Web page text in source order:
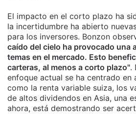
El impacto en el corto plazo ha
la incertidumbre ha abierto
para los inversores. Bonzon
caído del cielo ha provocado una
temas en el mercado. Esto
carteras, al menos a corto plazo".
enfoque actual se ha centrado en
como la renta variable suiza, los
de altos dividendos en Asia, una
ahora, está demostrando ser